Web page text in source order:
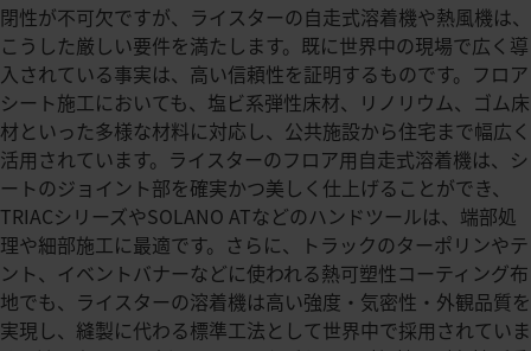
閉性が不可欠ですが、ライスターの自走式溶着機や熱風機は、
こうした厳しい要件を満たします。既に世界中の現場で広く導
入されている事実は、高い信頼性を証明するものです。フロア
シート施工においても、塩ビ系弾性床材、リノリウム、ゴム床
材といった多様な材料に対応し、公共施設から住宅まで幅広く
活用されています。ライスターのフロア用自走式溶着機は、シ
ートのジョイント部を確実かつ美しく仕上げることができ、
TRIACシリーズやSOLANO ATなどのハンドツールは、端部処
理や細部施工に最適です。さらに、トラックのターポリンやテ
ント、イベントバナーなどに使われる熱可塑性コーティング布
地でも、ライスターの溶着機は高い強度・気密性・外観品質を
実現し、縫製に代わる標準工法として世界中で採用されていま